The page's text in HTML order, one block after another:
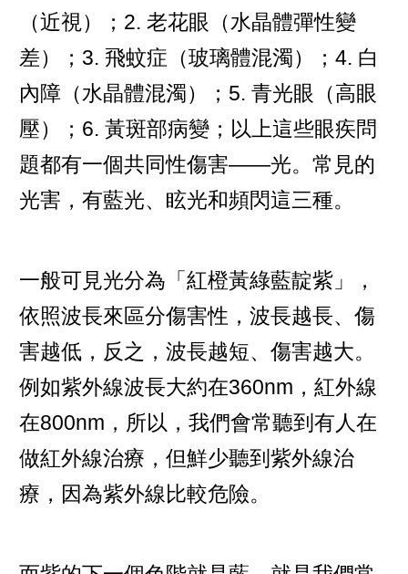
（近視）；2. 老花眼（水晶體彈性變
差）；3. 飛蚊症（玻璃體混濁）；4. 白
內障（水晶體混濁）；5. 青光眼（高眼
壓）；6. 黃斑部病變；以上這些眼疾問
題都有一個共同性傷害——光。常見的
光害，有藍光、眩光和頻閃這三種。
一般可見光分為「紅橙黃綠藍靛紫」，
依照波長來區分傷害性，波長越長、傷
害越低，反之，波長越短、傷害越大。
例如紫外線波長大約在360nm，紅外線
在800nm，所以，我們會常聽到有人在
做紅外線治療，但鮮少聽到紫外線治
療，因為紫外線比較危險。